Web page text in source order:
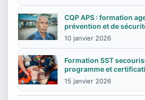
CQP APS : formation
prévention et de
10 janvier 2026
Formation SST
programme et
15 janvier 2026